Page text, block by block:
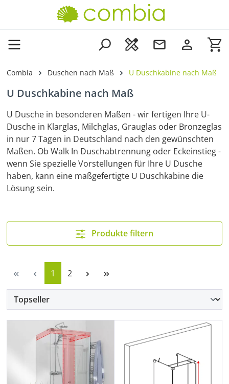
Zum Hauptinhalt springen
Combia Duschen nach Maß U Duschkabine nach Maß
U Duschkabine nach Maß
U Dusche in besonderen Maßen - wir fertigen Ihre U-
Dusche in Klarglas, Milchglas, Grauglas oder Bronzeglas
in nur 7 Tagen in Deutschland nach den gewünschten
Maßen. Ob Walk In Duschabtrennung oder Eckeinstieg -
wenn Sie spezielle Vorstellungen für Ihre U Dusche
haben, kann eine maßgefertigte U Duschkabine die
Lösung sein.
Produkte filtern
Seite
1 Seite
2